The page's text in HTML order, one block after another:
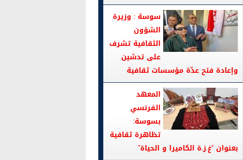
سوسة : وزيرة
الشؤون
الثقافية تشرف
على تدشين
وإعادة فتح عدّة مؤسسات ثقافية
المعهد
الفرنسي
بسوسة:
تظاهرة ثقافية
بعنوان "غ.ز.ة الكاميرا و الحياة"